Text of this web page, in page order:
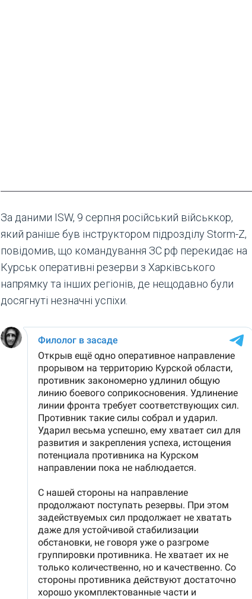
За даними ISW, 9 серпня російський військкор,
який раніше був інструктором підрозділу Storm-Z,
повідомив, що командування ЗС рф перекидає на
Курськ оперативні резерви з Харківського
напрямку та інших регіонів, де нещодавно були
досягнуті незначні успіхи.